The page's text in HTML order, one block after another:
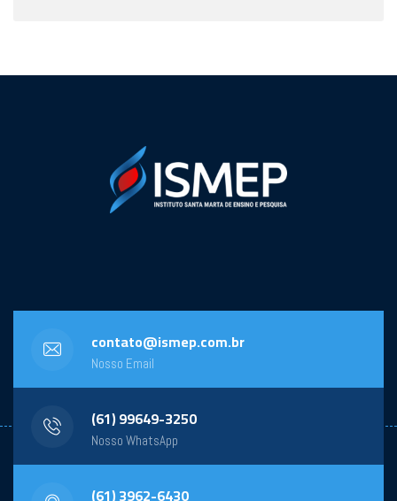
contato@ismep.com.br
Nosso Email
(61) 99649-3250
Nosso WhatsApp
(61) 3962-6430